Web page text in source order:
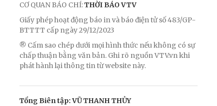
CƠ QUAN BÁO CHÍ:THỜI BÁO VTV
Giấy phép hoạt động báo in và báo điện tử số 483/GP-
BTTTT cấp ngày 29/12/2023
® Cấm sao chép dưới mọi hình thức nếu không có sự
chấp thuận bằng văn bản. Ghi rõ nguồn VTV.vn khi
phát hành lại thông tin từ website này.
Tổng Biên tập: VŨ THANH THỦY